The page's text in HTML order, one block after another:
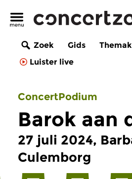
Zoek Gids
Luister live
ConcertPodium
Barok aan
27 juli 2024,
Culemborg